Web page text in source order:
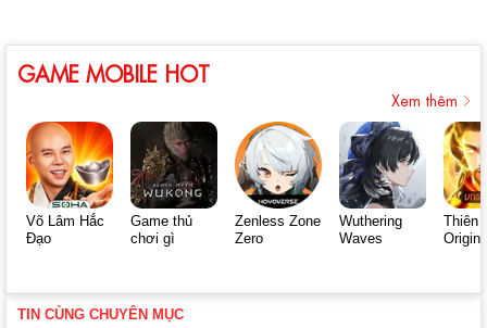
GAME MOBILE HOT
Xem thêm
Võ Lâm Hắc
Đạo
Game thủ
chơi gì
Zenless Zone
Zero
Wuthering
Waves
Thiên
Origin
TIN CÙNG CHUYÊN MỤC